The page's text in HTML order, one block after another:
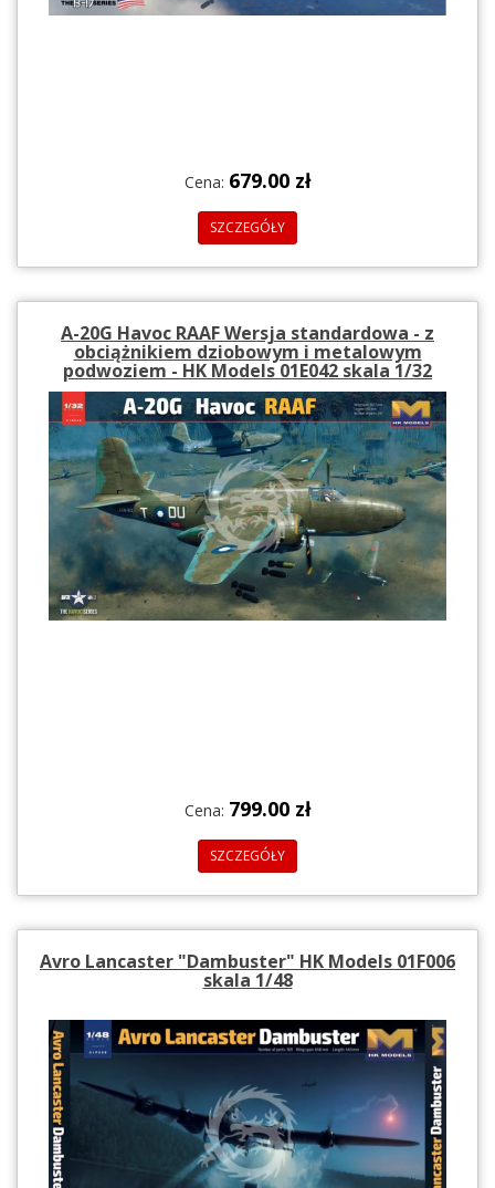
Cena: 679.00 zł
SZCZEGÓŁY
A-20G Havoc RAAF Wersja standardowa - z
obciążnikiem dziobowym i metalowym
podwoziem - HK Models 01E042 skala 1/32
Cena: 799.00 zł
SZCZEGÓŁY
Avro Lancaster "Dambuster" HK Models 01F006
skala 1/48